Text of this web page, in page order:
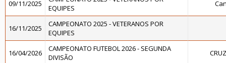
09/11/2025
EQUIPES
16/11/2025
CAMPEONATO 2025 - VETERANOS POR
EQUIPES
16/04/2026
CAMPEONATO FUTEBOL 2026 - SEGUNDA
DIVISÃO